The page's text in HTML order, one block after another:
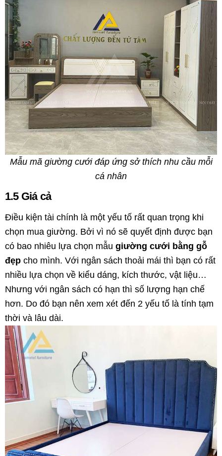
Mẫu mã giường cưới đáp ứng sở thích nhu cầu mỗi
cá nhân
1.5 Giá cả
Điều kiện tài chính là một yếu tố rất quan trọng khi
chọn mua giường. Bởi vì nó sẽ quyết định được bạn
có bao nhiêu lựa chọn mẫu giường cưới bằng gỗ
đẹp cho mình. Với ngân sách thoải mái thì bạn có rất
nhiều lựa chọn về kiểu dáng, kích thước, vật liệu…
Nhưng với ngân sách có hạn thì số lượng hạn chế
hơn. Do đó bạn nên xem xét đến 2 yếu tố là tính tạm
thời và lâu dài.